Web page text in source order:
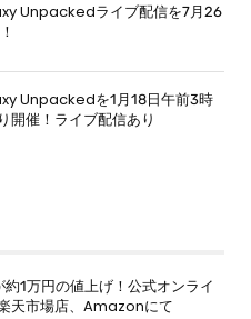
Unpackedライブ配信を7月26
Unpackedを1月18日午前3時
開催！ライブ配信あり
1万円の値上げ！公式オンライ
天市場店、Amazonにて